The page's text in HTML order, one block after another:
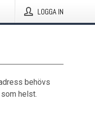
LOGGA IN
behövs
som helst.